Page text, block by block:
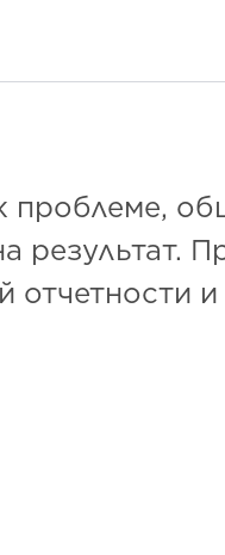
проблеме,
результат.
отчетности и